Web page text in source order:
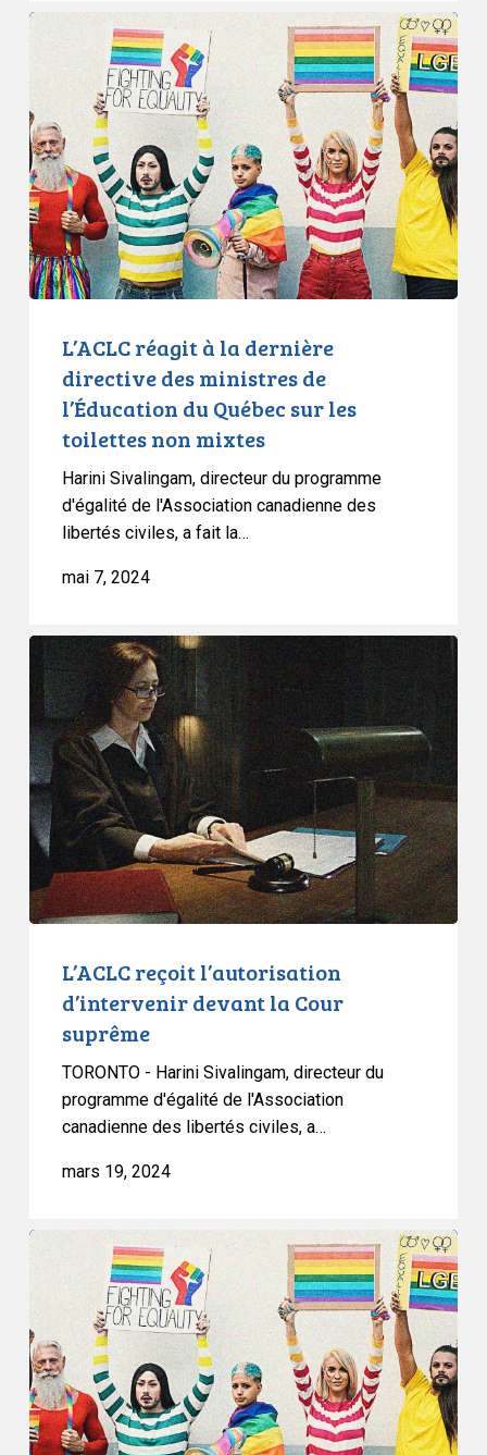
L’ACLC
la
dernière
directive
des
ministres
de
l’Éducation
toilettes
mixtes
L’ACLC réagit à la dernière
directive des ministres de
l’Éducation du Québec sur les
toilettes non mixtes
Harini Sivalingam, directeur du programme
d'égalité de l'Association canadienne des
libertés civiles, a fait la…
mai 7, 2024
L’ACLC
reçoit
l’autorisation
d’intervenir
devant
la
Cour
suprême
L’ACLC reçoit l’autorisation
d’intervenir devant la Cour
suprême
TORONTO - Harini Sivalingam, directeur du
programme d'égalité de l'Association
canadienne des libertés civiles, a…
mars 19, 2024
L’ACLC
la
proposition
de
politique
sur